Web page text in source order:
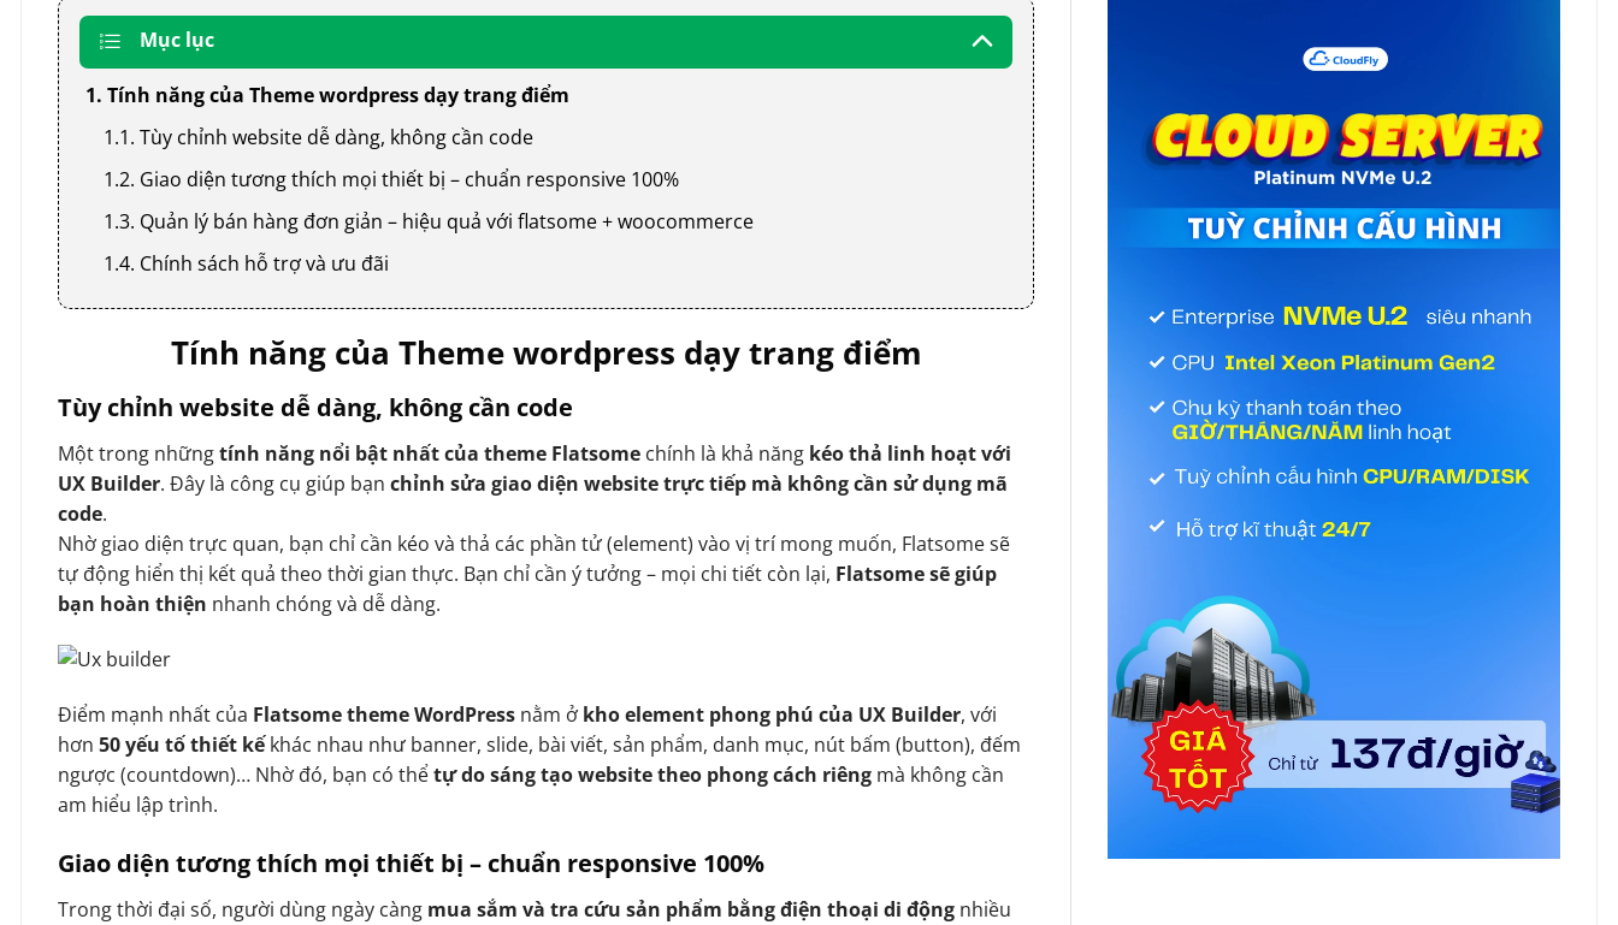
Mục lục
1. Tính năng của Theme wordpress dạy trang điểm
1.1. Tùy chỉnh website dễ dàng, không cần code
1.2. Giao diện tương thích mọi thiết bị – chuẩn responsive 100%
1.3. Quản lý bán hàng đơn giản – hiệu quả với flatsome + woocommerce
1.4. Chính sách hỗ trợ và ưu đãi
Tính năng của Theme wordpress dạy trang điểm
Tùy chỉnh website dễ dàng, không cần code
Một trong nhữngtính năng nổi bật nhất của theme Flatsome chính là khả năng kéo thả linh hoạt với
UX Builder. Đây là công cụ giúp bạn chỉnh sửa giao diện website trực tiếp mà không cần sử dụng mã
code.
Nhờ giao diện trực quan, bạn chỉ cần kéo và thả các phần tử (element) vào vị trí mong muốn, Flatsome sẽ
tự động hiển thị kết quả theo thời gian thực. Bạn chỉ cần ý tưởng – mọi chi tiết còn lại, Flatsome sẽ giúp
bạn hoàn thiện nhanh chóng và dễ dàng.
Điểm mạnh nhất của Flatsome theme WordPress nằm ở kho element phong phú của UX Builder, với
hơn 50 yếu tố thiết kếkhác nhau như banner, slide, bài viết, sản phẩm, danh mục, nút bấm (button), đếm
ngược (countdown)… Nhờ đó, bạn có thểtự do sáng tạo website theo phong cách riêng mà không cần
am hiểu lập trình.
Giao diện tương thích mọi thiết bị – chuẩn responsive 100%
Trong thời đại số, người dùng ngày càng mua sắm và tra cứu sản phẩm bằng điện thoại di động nhiều